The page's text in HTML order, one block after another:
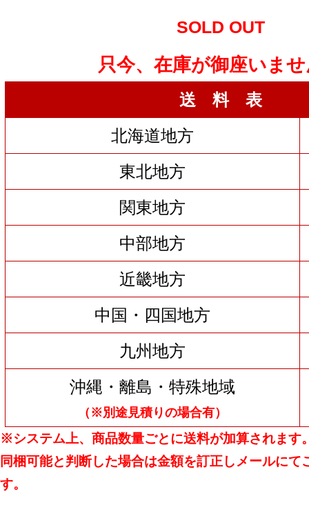
SOLD OUT
只今、在庫が御座いま
送 料 表
北海道地方
東北地方
関東地方
中部地方
近畿地方
中国・四国地方
九州地方
沖縄・離島・特殊地域
（※別途見積りの場合有）
※システム上、商品数量ごとに送料が加算されます
同梱可能と判断した場合は金額を訂正しメールにて
す。